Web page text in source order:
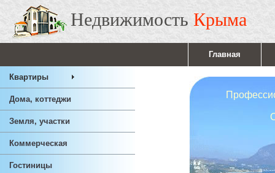
Недвижимость Крыма
Главная
Квартиры
Дома, коттеджи
Земля, участки
Коммерческая
Гостиницы